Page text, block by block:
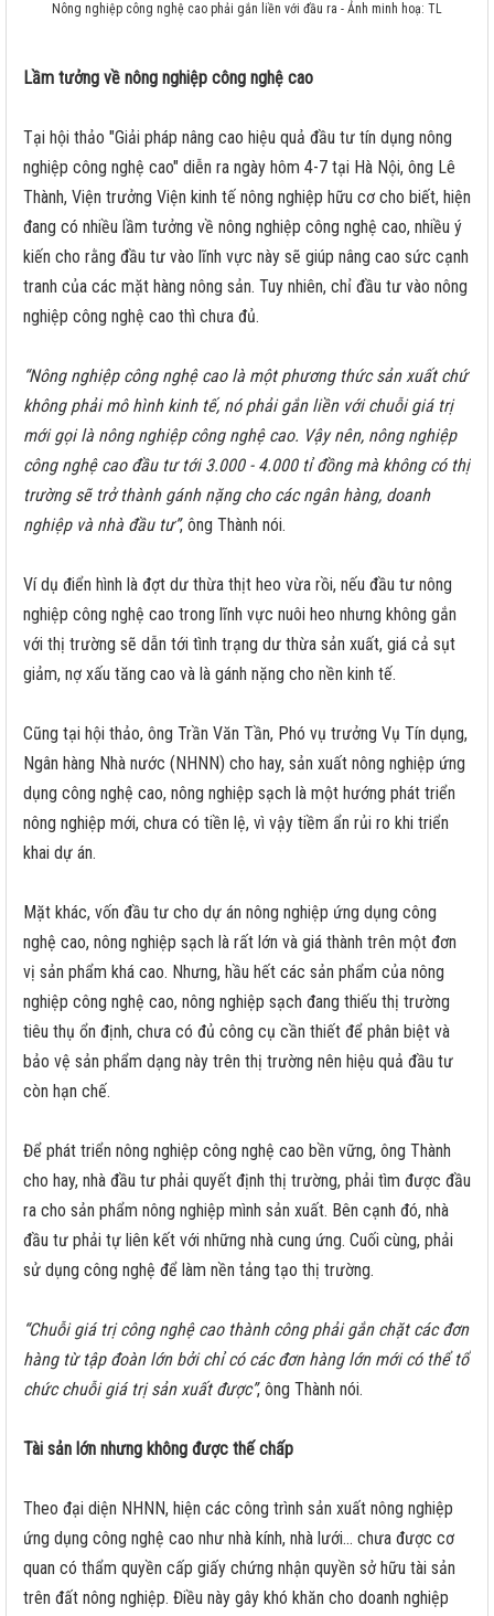
Nông nghiệp công nghệ cao phải gắn liền với đầu ra - Ảnh minh hoạ: TL
Lầm tưởng về nông nghiệp công nghệ cao
Tại hội thảo "Giải pháp nâng cao hiệu quả đầu tư tín dụng nông
nghiệp công nghệ cao" diễn ra ngày hôm 4-7 tại Hà Nội, ông Lê
Thành, Viện trưởng Viện kinh tế nông nghiệp hữu cơ cho biết, hiện
đang có nhiều lầm tưởng về nông nghiệp công nghệ cao, nhiều ý
kiến cho rằng đầu tư vào lĩnh vực này sẽ giúp nâng cao sức cạnh
tranh của các mặt hàng nông sản. Tuy nhiên, chỉ đầu tư vào nông
nghiệp công nghệ cao thì chưa đủ.
“Nông nghiệp công nghệ cao là một phương thức sản xuất chứ
không phải mô hình kinh tế, nó phải gắn liền với chuỗi giá trị
mới gọi là nông nghiệp công nghệ cao. Vậy nên, nông nghiệp
công nghệ cao đầu tư tới 3.000 - 4.000 tỉ đồng mà không có thị
trường sẽ trở thành gánh nặng cho các ngân hàng, doanh
nghiệp và nhà đầu tư”, ông Thành nói.
Ví dụ điển hình là đợt dư thừa thịt heo vừa rồi, nếu đầu tư nông
nghiệp công nghệ cao trong lĩnh vực nuôi heo nhưng không gắn
với thị trường sẽ dẫn tới tình trạng dư thừa sản xuất, giá cả sụt
giảm, nợ xấu tăng cao và là gánh nặng cho nền kinh tế.
Cũng tại hội thảo, ông Trần Văn Tần, Phó vụ trưởng Vụ Tín dụng,
Ngân hàng Nhà nước (NHNN) cho hay, sản xuất nông nghiệp ứng
dụng công nghệ cao, nông nghiệp sạch là một hướng phát triển
nông nghiệp mới, chưa có tiền lệ, vì vậy tiềm ẩn rủi ro khi triển
khai dự án.
Mặt khác, vốn đầu tư cho dự án nông nghiệp ứng dụng công
nghệ cao, nông nghiệp sạch là rất lớn và giá thành trên một đơn
vị sản phẩm khá cao. Nhưng, hầu hết các sản phẩm của nông
nghiệp công nghệ cao, nông nghiệp sạch đang thiếu thị trường
tiêu thụ ổn định, chưa có đủ công cụ cần thiết để phân biệt và
bảo vệ sản phẩm dạng này trên thị trường nên hiệu quả đầu tư
còn hạn chế.
Để phát triển nông nghiệp công nghệ cao bền vững, ông Thành
cho hay, nhà đầu tư phải quyết định thị trường, phải tìm được đầu
ra cho sản phẩm nông nghiệp mình sản xuất. Bên cạnh đó, nhà
đầu tư phải tự liên kết với những nhà cung ứng. Cuối cùng, phải
sử dụng công nghệ để làm nền tảng tạo thị trường.
“Chuỗi giá trị công nghệ cao thành công phải gắn chặt các đơn
hàng từ tập đoàn lớn bởi chỉ có các đơn hàng lớn mới có thể tổ
chức chuỗi giá trị sản xuất được”, ông Thành nói.
Tài sản lớn nhưng không được thế chấp
Theo đại diện NHNN, hiện các công trình sản xuất nông nghiệp
ứng dụng công nghệ cao như nhà kính, nhà lưới... chưa được cơ
quan có thẩm quyền cấp giấy chứng nhận quyền sở hữu tài sản
trên đất nông nghiệp. Điều này gây khó khăn cho doanh nghiệp